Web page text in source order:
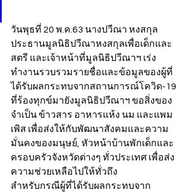
วันพุธที่ 20 พ.ค.63 นางปวีณา หงสกุล
ประธานมูลนิธิปวีณาหงสกุลเพื่อเด็กและ
สตรี และเจ้าหน้าที่มูลนิธิปวีณาฯ เร่ง
ทำงานรวบรวมรายชื่อและข้อมูลของผู้ที่
ได้รับผลกระทบจากสถานการณ์โควิด-19
ที่ร้องทุกข์มายังมูลนิธิปวีณาฯ ขอสิ่งของ
จำเป็น ข้าวสาร อาหารแห้ง นม และแพม
เพิส เพื่อส่งให้กับพัฒนาสังคมและความ
มั่นคงของมนุษย์, หัวหน้าบ้านพักเด็กและ
ครอบครัวจังหวัดต่างๆ ทั่วประเทศ เพื่อส่ง
ความช่วยเหลือไปให้ทั่วถึง
สำหรับกรณีผู้ที่ได้รับผลกระทบจาก